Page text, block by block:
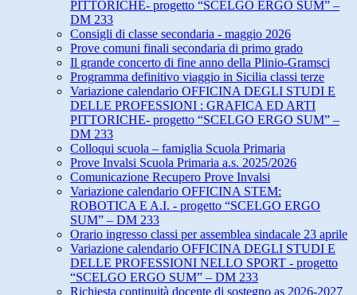
PITTORICHE- progetto “SCELGO ERGO SUM” –
DM 233
Consigli di classe secondaria - maggio 2026
Prove comuni finali secondaria di primo grado
Il grande concerto di fine anno della Plinio-Gramsci
Programma definitivo viaggio in Sicilia classi terze
Variazione calendario OFFICINA DEGLI STUDI E
DELLE PROFESSIONI : GRAFICA ED ARTI
PITTORICHE- progetto “SCELGO ERGO SUM” –
DM 233
Colloqui scuola – famiglia Scuola Primaria
Prove Invalsi Scuola Primaria a.s. 2025/2026
Comunicazione Recupero Prove Invalsi
Variazione calendario OFFICINA STEM:
ROBOTICA E A.I. - progetto “SCELGO ERGO
SUM” – DM 233
Orario ingresso classi per assemblea sindacale 23 aprile
Variazione calendario OFFICINA DEGLI STUDI E
DELLE PROFESSIONI NELLO SPORT - progetto
“SCELGO ERGO SUM” – DM 233
Richiesta continuità docente di sostegno as 2026-2027